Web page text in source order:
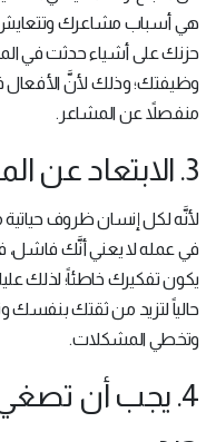
هي أسباب مشاعرك وتتعايش
حزنك على أشياء حدثت في
وظيفتك؛ وذلك لأنَّ الأفعال
منفصلاً عن المشاعر.
3. الابتعاد عن المقارنة:
لأنَّه لكل إنسان ظروف
في عمله لا يعني أنَّك فاشل،
يكون تفكيرك خاطئاً؛ لذلك
حالياً لتزيد من ثقتك
وتخطي المشكلات.
4. يجب أن